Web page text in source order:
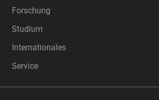
Forschung
Studium
Internationales
Service